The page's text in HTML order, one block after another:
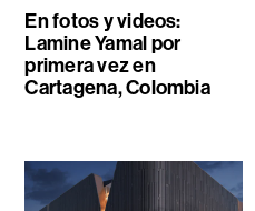
En fotos y videos:
Lamine Yamal por
primera vez en
Cartagena, Colombia